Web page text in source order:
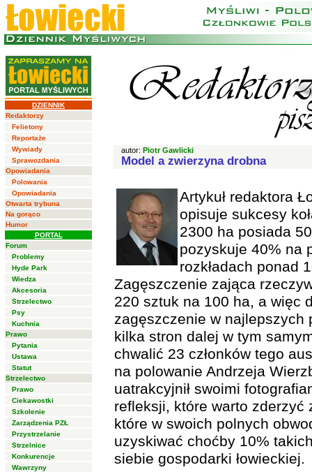
DZIENNIK
Redaktorzy
Felietony
Reportaże
Wywiady
Sprawozdania
Opowiadania
Polowania
Opowiadania
Otwarta trybuna
Na gorąco
Humor
PORTAL
Forum
Problemy
Hyde Park
Wiedza
Akcesoria
Strzelectwo
Psy
Kuchnia
Prawo
Pytania
Ustawa
Statut
Strzelectwo
Prawo
Ciekawostki
Szkolenie
Zarządzenia PZŁ
Przystrzelanie
Strzelnice
Konkurencje
Wawrzyny
autor: Piotr Gawlicki
Model a zwierzyna drobna
Artykuł redaktora
opisuje sukcesy
2300 ha posiada
pozyskuje 40% na
rozkładach ponad
Zagęszczenie zająca
220 sztuk na 100 ha, a więc
zagęszczenie w najlepszych
kilka stron dalej w tym
chwalić 23 członków tego
na polowanie Andrzeja
uatrakcyjnił swoimi
refleksji, które warto zderzyć
które w swoich polnych
uzyskiwać choćby 10%
siebie gospodarki łowieckiej.